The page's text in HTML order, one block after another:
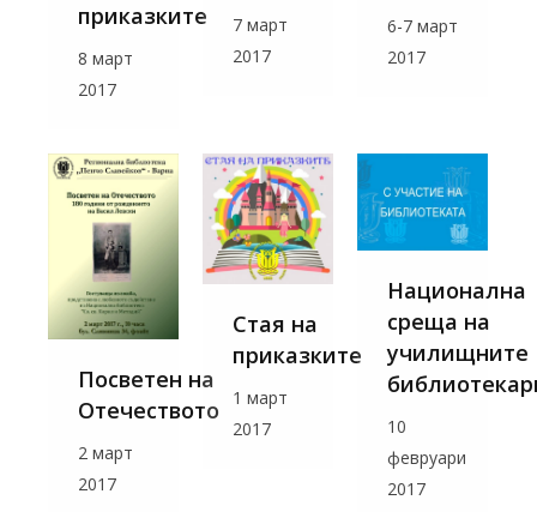
приказките
8 март
2017
7 март
2017
6-7 март
2017
Посветен на
Отечеството
2 март
2017
Стая на
приказките
1 март
2017
Национална
среща на
училищните
10
февруари
2017